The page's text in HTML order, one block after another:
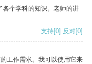
各个学科的知识。老师的讲
支持[0] 反对[0]
工作需求。我可以使用它来